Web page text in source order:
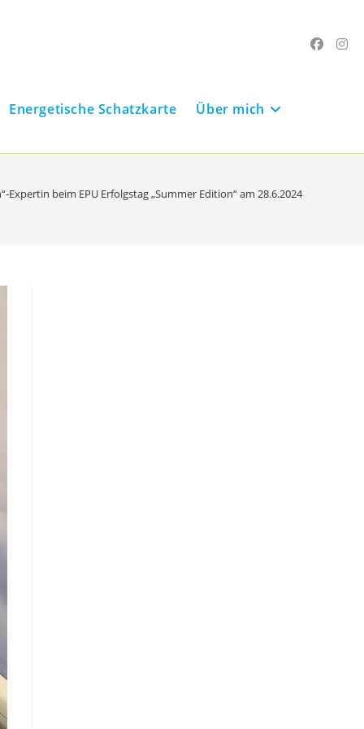
Energetische Schatzkarte Über mich
Expertin beim EPU Erfolgstag „Summer Edition“ am 28.6.2024 in der WKO